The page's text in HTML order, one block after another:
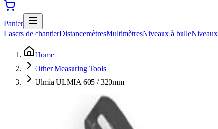
Panier
Lasers de chantierDistancemètresMultimètresNiveaux à bulle
Home
Other Measuring Tools
Ulmia ULMIA 605 / 320mm